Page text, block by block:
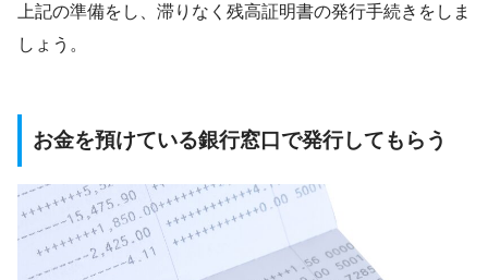
上記の準備をし、滞りなく残高証明書の発行手続きをしま
しょう。
お金を預けている銀行窓口で発行してもらう